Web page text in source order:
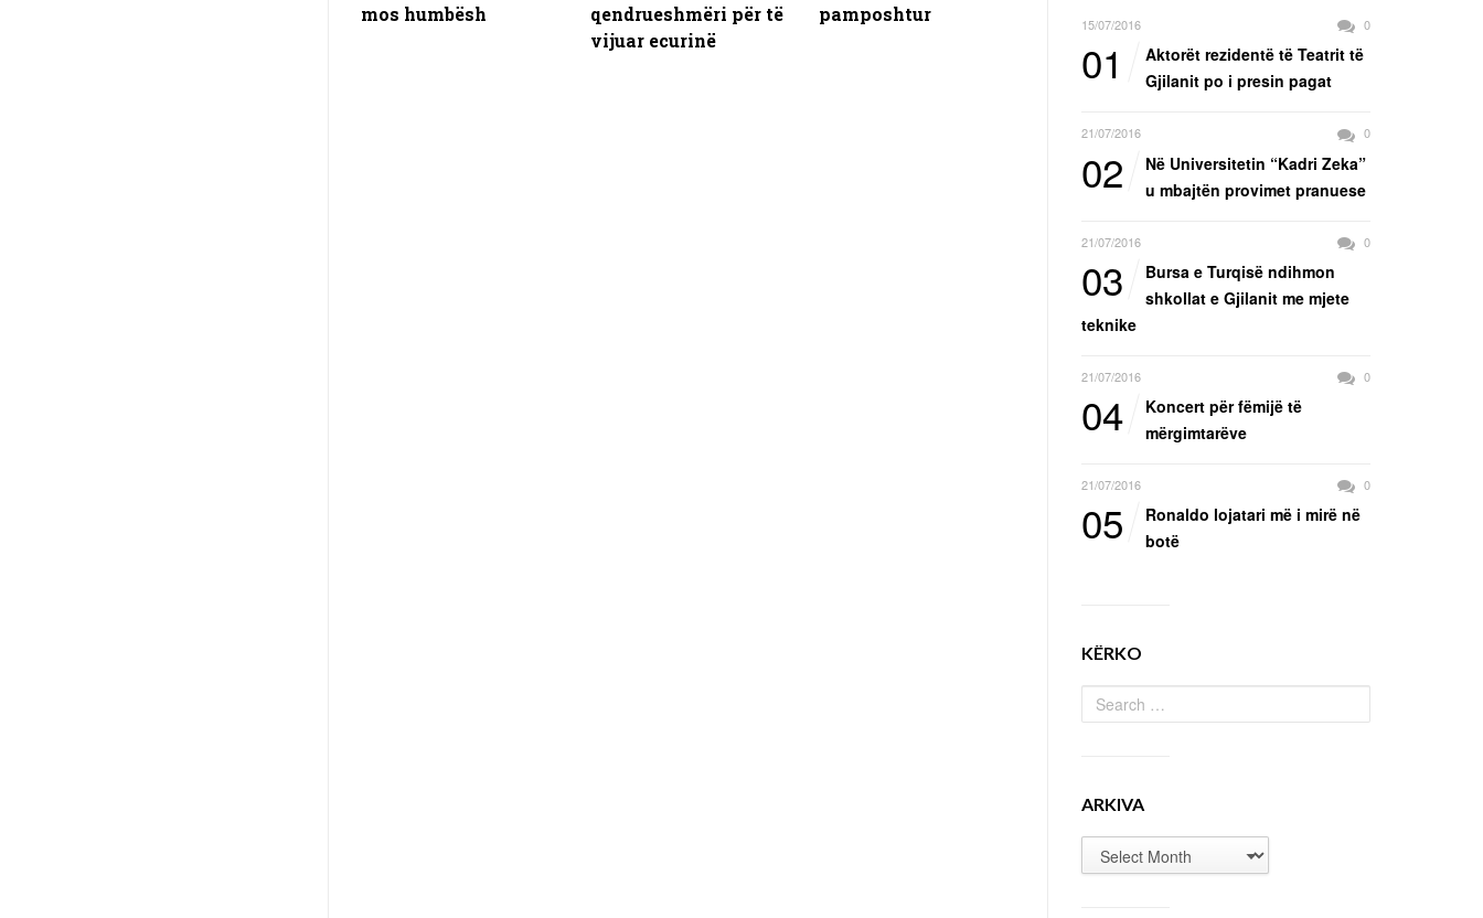
mos humbësh
qendrueshmëri për të
vijuar ecurinë
pamposhtur
15/07/2016 0
01
Aktorët rezidentë të Teatrit të
Gjilanit po i presin pagat
21/07/2016 0
02
Në Universitetin “Kadri Zeka”
u mbajtën provimet pranuese
21/07/2016 0
03
Bursa e Turqisë ndihmon
shkollat e Gjilanit me mjete
teknike
21/07/2016 0
04
Koncert për fëmijë të
mërgimtarëve
21/07/2016 0
05
Ronaldo lojatari më i mirë në
botë
KËRKO
ARKIVA